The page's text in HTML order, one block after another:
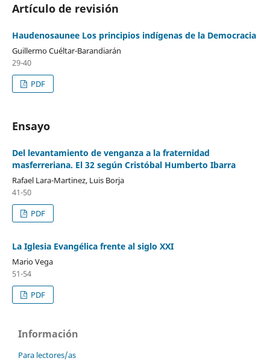
Artículo de revisión
Haudenosaunee Los principios indígenas de la Democracia
Guillermo Cuéltar-Barandiarán
29-40
PDF
Ensayo
Del levantamiento de venganza a la fraternidad
masferreriana. El 32 según Cristóbal Humberto Ibarra
Rafael Lara-Martinez, Luis Borja
41-50
PDF
La Iglesia Evangélica frente al siglo XXI
Mario Vega
51-54
PDF
Información
Para lectores/as